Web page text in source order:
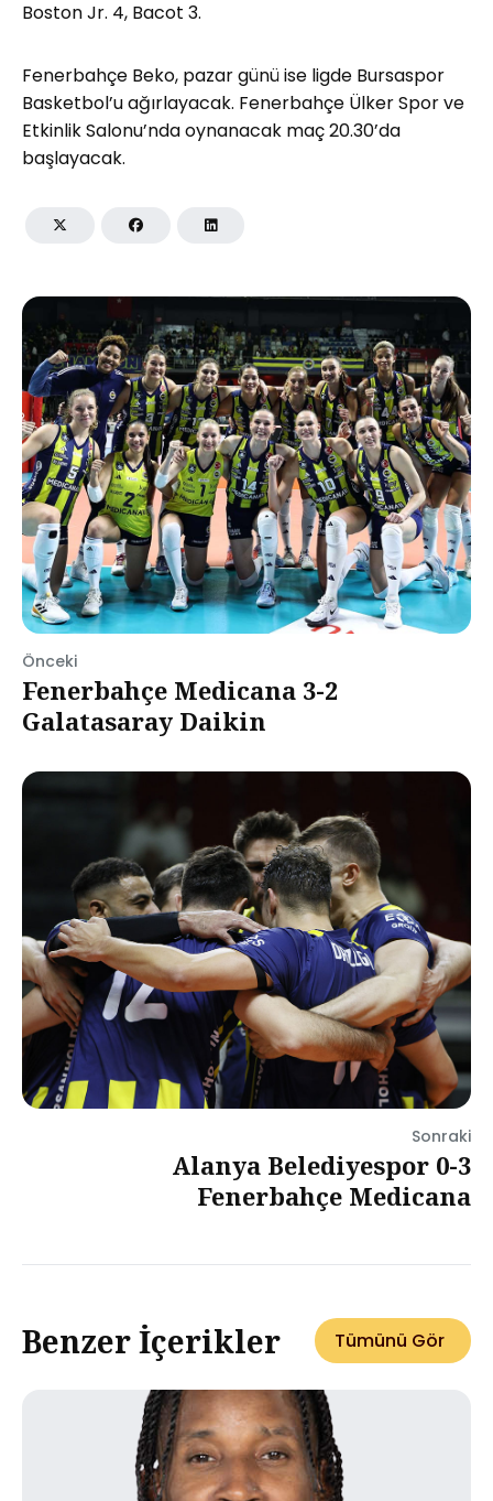
Boston Jr. 4, Bacot 3.
Fenerbahçe Beko, pazar günü ise ligde Bursaspor
Basketbol’u ağırlayacak. Fenerbahçe Ülker Spor ve
Etkinlik Salonu’nda oynanacak maç 20.30’da
başlayacak.
Önceki
Fenerbahçe Medicana 3-2
Galatasaray Daikin
Sonraki
Alanya Belediyespor 0-3
Fenerbahçe Medicana
Benzer İçerikler Tümünü Gör